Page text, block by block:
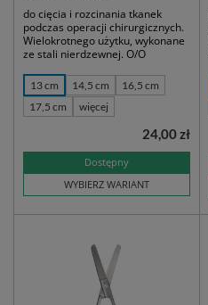
do cięcia i rozcinania tkanek
podczas operacji chirurgicznych.
Wielokrotnego użytku, wykonane
ze stali nierdzewnej. O/O
13 cm 14,5 cm
16,5 cm
17,5 cm
więcej
Dostępny
WYBIERZ WARIANT
24,00 zł